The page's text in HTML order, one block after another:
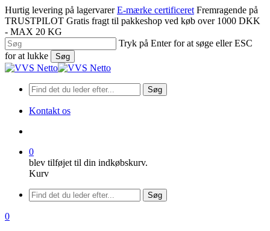
Spring
til
hovedindhold
Hurtig levering på lagervarer E-mærke certificeret Fremragende på
TRUSTPILOT Gratis fragt til pakkeshop ved køb over 1000 DKK
- MAX 20 KG
Tryk på Enter for at søge eller ESC
for at lukke
Søg
Luk
Søg
Kontakt os
0
blev tilføjet til din indkøbskurv.
Kurv
Menu
Søg
søge
0